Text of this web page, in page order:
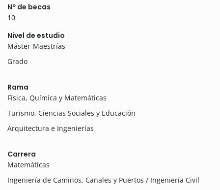
Nº de becas
10
Nivel de estudio
Máster-Maestrías
Grado
Rama
Física, Química y Matemáticas
Turismo, Ciencias Sociales y Educación
Arquitectura e Ingenierías
Carrera
Matemáticas
Ingeniería de Caminos, Canales y Puertos / Ingeniería Civil